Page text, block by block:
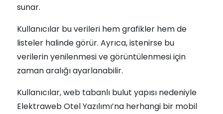
sunar.
Kullanıcılar bu verileri hem grafikler hem de
listeler halinde görür. Ayrıca, istenirse bu
verilerin yenilenmesi ve görüntülenmesi için
zaman aralığı ayarlanabilir.
Kullanıcılar, web tabanlı bulut yapısı nedeniyle
Elektraweb Otel Yazılımı’na herhangi bir mobil